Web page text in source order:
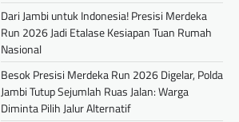
Dari Jambi untuk Indonesia! Presisi Merdeka
Run 2026 Jadi Etalase Kesiapan Tuan Rumah
Nasional
Besok Presisi Merdeka Run 2026 Digelar, Polda
Jambi Tutup Sejumlah Ruas Jalan: Warga
Diminta Pilih Jalur Alternatif